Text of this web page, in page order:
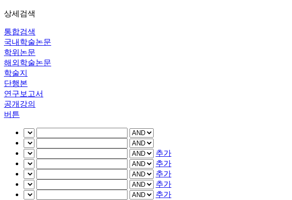
상세검색
통합검색
국내학술논문
학위논문
해외학술논문
학술지
단행본
연구보고서
공개강의
버튼
추가
추가
추가
추가
추가